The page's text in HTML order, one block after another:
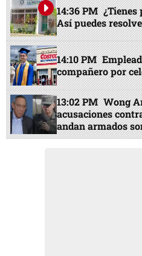
14:36 PM
Así puedes
14:10 PM
compañero por
13:02 PM Wong
acusaciones
andan armados